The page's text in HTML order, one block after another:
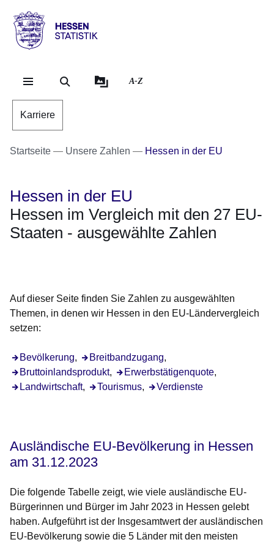
Hessen
Statistik
A-Z
Karriere
Startseite Unsere Zahlen Hessen in der EU
Hessen in der EU
Hessen im Vergleich mit den 27 EU-
Staaten - ausgewählte Zahlen
Auf dieser Seite finden Sie Zahlen zu ausgewählten
Themen, in denen wir Hessen in den EU-Ländervergleich
setzen:
Bevölkerung, Breitbandzugang,
Bruttoinlandsprodukt, Erwerbstätigenquote,
Landwirtschaft, Tourismus, Verdienste
Ausländische EU-Bevölkerung in Hessen
am 31.12.2023
Die folgende Tabelle zeigt, wie viele ausländische EU-
Bürgerinnen und Bürger im Jahr 2023 in Hessen gelebt
haben. Aufgeführt ist der Insgesamtwert der ausländischen
EU-Bevölkerung sowie die 5 Länder mit den meisten